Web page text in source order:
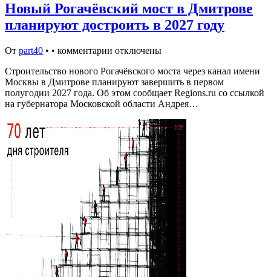
Новый Рогачёвский мост в Дмитрове
планируют достроить в 2027 году
От part40 • • комментарии отключены
Строительство нового Рогачёвского моста через канал имени
Москвы в Дмитрове планируют завершить в первом
полугодии 2027 года. Об этом сообщает Regions.ru со ссылкой
на губернатора Московской области Андрея…